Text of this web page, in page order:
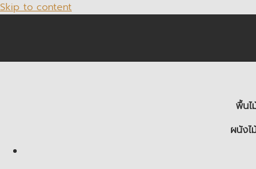
Skip to content
พื้นไ
ผนังไ